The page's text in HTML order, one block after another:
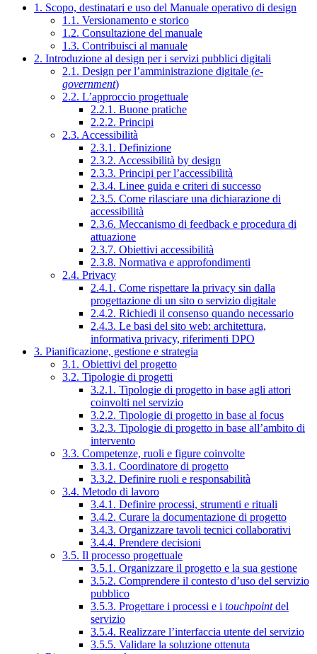
1. Scopo, destinatari e uso del Manuale operativo di design
1.1. Versionamento e storico
1.2. Consultazione del manuale
1.3. Contribuisci al manuale
2. Introduzione al design per i servizi pubblici digitali
2.1. Design per l’amministrazione digitale (e-
government)
2.2. L’approccio progettuale
2.2.1. Buone pratiche
2.2.2. Principi
2.3. Accessibilità
2.3.1. Definizione
2.3.2. Accessibilità by design
2.3.3. Principi per l’accessibilità
2.3.4. Linee guida e criteri di successo
2.3.5. Come rilasciare una dichiarazione di
accessibilità
2.3.6. Meccanismo di feedback e procedura di
attuazione
2.3.7. Obiettivi accessibilità
2.3.8. Normativa e approfondimenti
2.4. Privacy
2.4.1. Come rispettare la privacy sin dalla
progettazione di un sito o servizio digitale
2.4.2. Richiedi il consenso quando necessario
2.4.3. Le basi del sito web: architettura,
informativa privacy, riferimenti DPO
3. Pianificazione, gestione e strategia
3.1. Obiettivi del progetto
3.2. Tipologie di progetti
3.2.1. Tipologie di progetto in base agli attori
coinvolti nel servizio
3.2.2. Tipologie di progetto in base al focus
3.2.3. Tipologie di progetto in base all’ambito di
intervento
3.3. Competenze, ruoli e figure coinvolte
3.3.1. Coordinatore di progetto
3.3.2. Definire ruoli e responsabilità
3.4. Metodo di lavoro
3.4.1. Definire processi, strumenti e rituali
3.4.2. Curare la documentazione di progetto
3.4.3. Organizzare tavoli tecnici collaborativi
3.4.4. Prendere decisioni
3.5. Il processo progettuale
3.5.1. Organizzare il progetto e la sua gestione
3.5.2. Comprendere il contesto d’uso del servizio
pubblico
3.5.3. Progettare i processi e i touchpointdel
servizio
3.5.4. Realizzare l’interfaccia utente del servizio
3.5.5. Validare la soluzione ottenuta